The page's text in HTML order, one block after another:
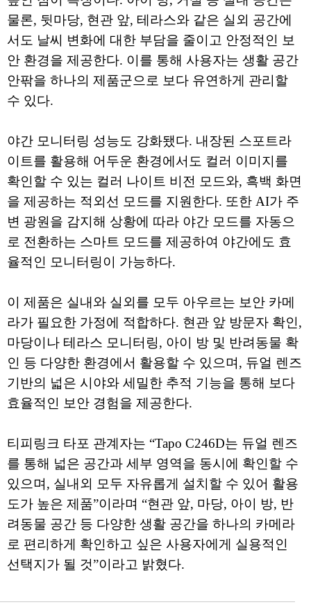
물론, 뒷마당, 현관 앞, 테라스와 같은 실외 공간에
서도 날씨 변화에 대한 부담을 줄이고 안정적인 보
안 환경을 제공한다. 이를 통해 사용자는 생활 공간
안팎을 하나의 제품군으로 보다 유연하게 관리할
수 있다.
야간 모니터링 성능도 강화됐다. 내장된 스포트라
이트를 활용해 어두운 환경에서도 컬러 이미지를
확인할 수 있는 컬러 나이트 비전 모드와, 흑백 화면
을 제공하는 적외선 모드를 지원한다. 또한 AI가 주
변 광원을 감지해 상황에 따라 야간 모드를 자동으
로 전환하는 스마트 모드를 제공하여 야간에도 효
율적인 모니터링이 가능하다.
이 제품은 실내와 실외를 모두 아우르는 보안 카메
라가 필요한 가정에 적합하다. 현관 앞 방문자 확인,
마당이나 테라스 모니터링, 아이 방 및 반려동물 확
인 등 다양한 환경에서 활용할 수 있으며, 듀얼 렌즈
기반의 넓은 시야와 세밀한 추적 기능을 통해 보다
효율적인 보안 경험을 제공한다.
티피링크 타포 관계자는 “Tapo C246D는 듀얼 렌즈
를 통해 넓은 공간과 세부 영역을 동시에 확인할 수
있으며, 실내외 모두 자유롭게 설치할 수 있어 활용
도가 높은 제품”이라며 “현관 앞, 마당, 아이 방, 반
려동물 공간 등 다양한 생활 공간을 하나의 카메라
로 편리하게 확인하고 싶은 사용자에게 실용적인
선택지가 될 것”이라고 밝혔다.